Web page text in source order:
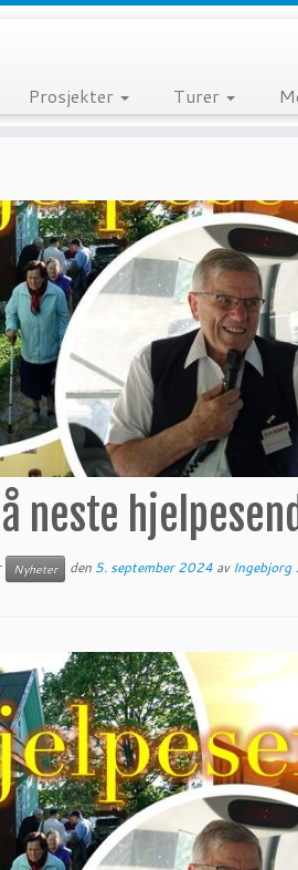
Prosjekter Turer
neste
Nyheter den 5. september 2024 av Ingebjorg